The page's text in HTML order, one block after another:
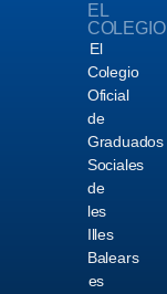
EL
COLEGIO
El
Colegio
Oficial
de
Graduados
Sociales
de
les
Illes
Balears
es